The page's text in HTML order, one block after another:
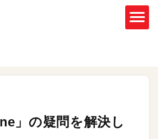
」の疑問を解決し